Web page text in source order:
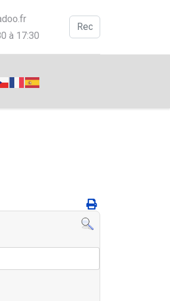
à 17:30
Valider